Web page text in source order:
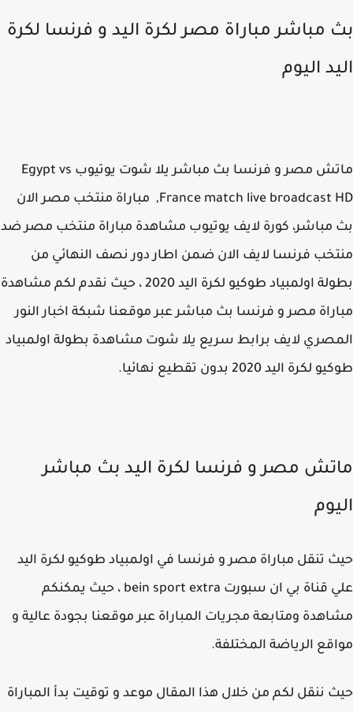
مباشر مباراة مصر لكرة اليد و فرنسا لكرة
اليوم
ماتش مصر و فرنسا بث مباشر يلا شوت يوتيوب Egypt vs
France match live broadcast HD, مباراة منتخب مصر الان
مباشر، كورة لايف يوتيوب مشاهدة مباراة منتخب مصر ضد
فرنسا لايف الان ضمن اطار دور نصف النهائي من
بطولة اولمبياد طوكيو لكرة اليد 2020 ، حيث نقدم لكم مشاهدة
مصر و فرنسا بث مباشر عبر موقعنا شبكة اخبار النور
لايف برابط سريع يلا شوت مشاهدة بطولة اولمبياد
اليد 2020 بدون تقطيع نهائيا.
مصر و فرنسا لكرة اليد بث مباشر
تنقل مباراة مصر و فرنسا في اولمبياد طوكيو لكرة اليد
علي قناة بي ان سبورت bein sport extra ، حيث يمكنكم
ومتابعة مجريات المباراة عبر موقعنا بجودة عالية و
الرياضة المختلفة.
ننقل لكم من خلال هذا المقال موعد و توقيت بدأ المباراة